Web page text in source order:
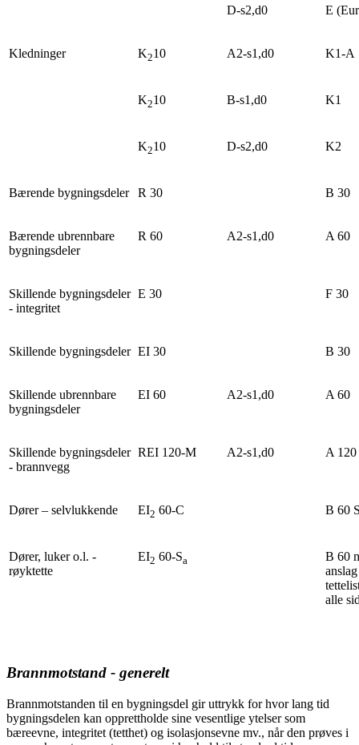
D-s2,d0 E
Kledninger K210 A2-s1,d0 K1-A
K210 B-s1,d0 K1
K210 D-s2,d0 K2
Bærende bygningsdeler R 30 B 30
Bærende ubrennbare
bygningsdeler
R 60 A2-s1,d0 A 60
Skillende bygningsdeler
- integritet
E 30 F 30
Skillende bygningsdeler EI 30 B 30
Skillende ubrennbare
bygningsdeler
EI 60 A2-s1,d0 A 60
Skillende bygningsdeler
- brannvegg
REI 120-M A2-s1,d0 A 120
Dører – selvlukkende EI2 60-C B 60
Dører, luker o.l. -
røyktette
EI2 60-Sa
B 60
alle
Brannmotstand - generelt
Brannmotstanden til en bygningsdel gir uttrykk for hvor lang tid
bygningsdelen kan opprettholde sine vesentlige ytelser som
bæreevne, integritet (tetthet) og isolasjonsevne mv., når den prøves i